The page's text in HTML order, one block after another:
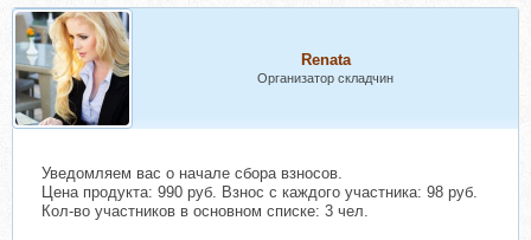
Renata
Организатор складчин
Уведомляем вас о начале сбора взносов.
Цена продукта: 990 руб. Взнос с каждого участника: 98 руб.
Кол-во участников в основном списке: 3 чел.